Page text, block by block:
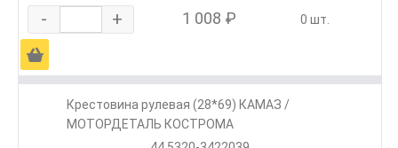
- + 1 008 ₽ 0 шт.
Ä
Крестовина рулевая (28*69) КАМАЗ /
МОТОРДЕТАЛЬ КОСТРОМА